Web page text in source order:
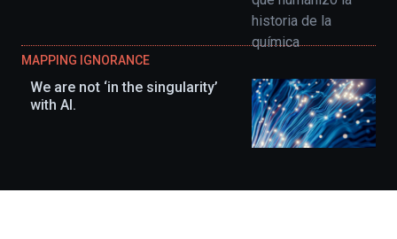
MAPPING IGNORANCE
We are not ‘in the singularity’
with AI.